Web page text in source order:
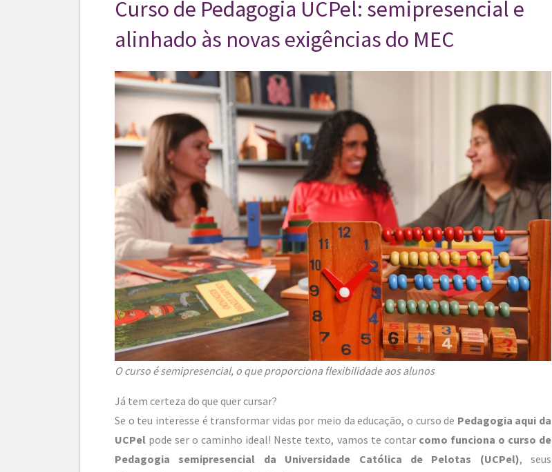
Curso de Pedagogia UCPel: semipresencial e
alinhado às novas exigências do MEC
O curso é semipresencial, o que proporciona flexibilidade aos alunos
Já tem certeza do que quer cursar?
Se o teu interesse é transformar vidas por meio da educação, o curso de Pedagogia aqui da
UCPel pode ser o caminho ideal! Neste texto, vamos te contar como funciona o curso de
Pedagogia semipresencial da Universidade Católica de Pelotas (UCPel), seus